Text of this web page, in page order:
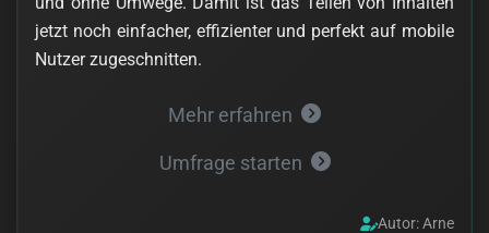
jetzt noch einfacher, effizienter und perfekt auf mobile
Nutzer zugeschnitten.
Mehr erfahren
Umfrage starten
Autor: Arne